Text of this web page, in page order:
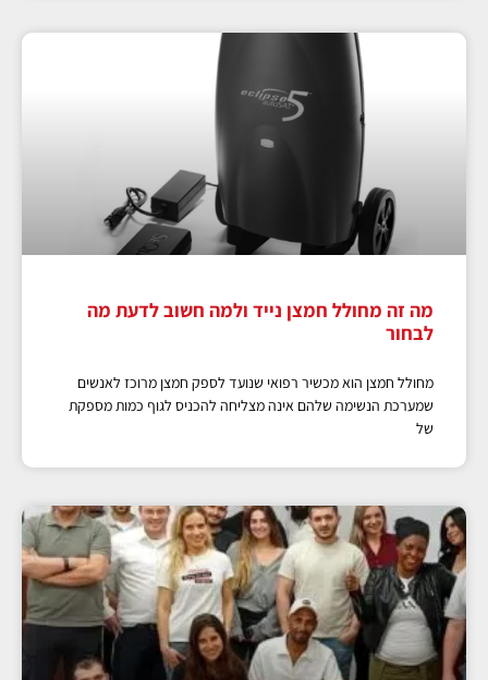
מה זה מחולל חמצן נייד ולמה חשוב לדעת מה
לבחור
מחולל חמצן הוא מכשיר רפואי שנועד לספק חמצן מרוכז לאנשים
שמערכת הנשימה שלהם אינה מצליחה להכניס לגוף כמות מספקת
של